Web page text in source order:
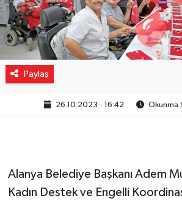
Paylaş
26.10.2023 - 16:42 Okunma
Alanya Belediye Başkanı Adem
Kadın Destek ve Engelli